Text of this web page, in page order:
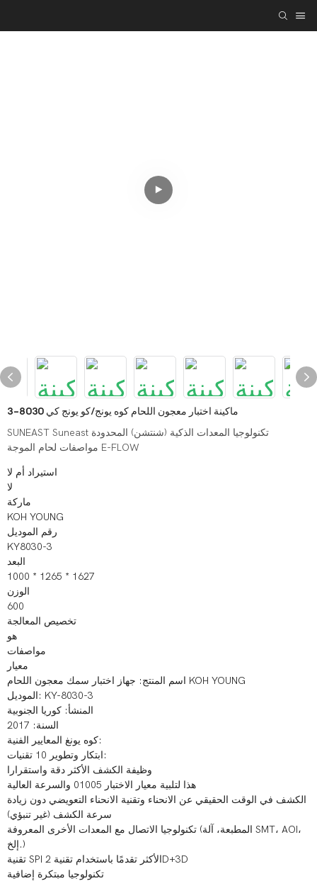
ماكينة اختبار معجون اللحام كوه يونج/كو يونج كي 8030-3
SUNEAST Suneast تكنولوجيا المعدات الذكية (شنتشن) المحدودة
مواصفات لحام الموجة E-FLOW
استيراد أم لا
لا
ماركة
KOH YOUNG
رقم الموديل
KY8030-3
البعد
1000 * 1265 * 1627
الوزن
600
تخصيص المعالجة
هو
مواصفات
معيار
اسم المنتج: جهاز اختبار سمك معجون اللحام KOH YOUNG
الموديل: KY-8030-3
المنشأ: كوريا الجنوبية
السنة: 2017
كوه يونغ المعايير الفنية:
ابتكار وتطوير 10 تقنيات:
وظيفة الكشف الأكثر دقة واستقرارا
هذا لتلبية معيار الاختبار 01005 والسرعة العالية
الكشف في الوقت الحقيقي عن الانحناء وتقنية الانحناء التعويضي دون زيادة
سرعة الكشف (غير تنبؤي)
تكنولوجيا الاتصال مع المعدات الأخرى المعروفة (المطبعة، آلة SMT، AOI،
إلخ.)
تقنية SPI الأكثر تقدمًا باستخدام تقنية 2D+3D
تكنولوجيا مبتكرة إضافية